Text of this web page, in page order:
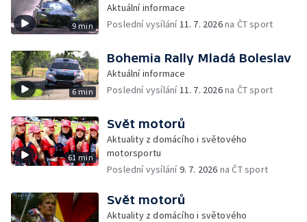
9 min
Aktuální informace
Poslední vysílání11. 7. 2026na ČT sport
6 min
Bohemia Rally Mladá Boleslav
Aktuální informace
Poslední vysílání11. 7. 2026na ČT sport
61 min
Svět motorů
Aktuality z domácího i světového
motorsportu
Poslední vysílání9. 7. 2026 na ČT sport
Svět motorů
Aktuality z domácího i světového